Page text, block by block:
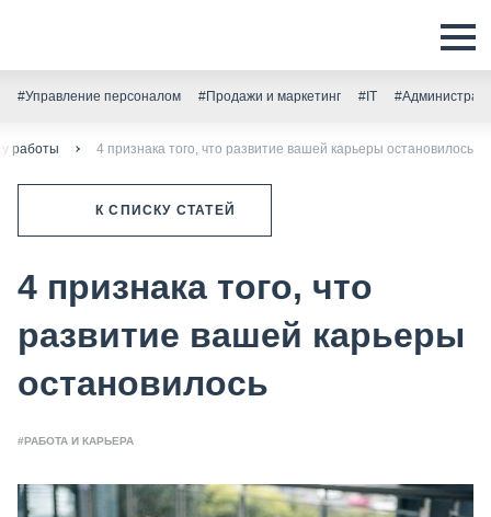
#Управление персоналом #Продажи и маркетинг #IT
работы 4 признака того, что развитие вашей карьеры остановилось
К СПИСКУ СТАТЕЙ
4 признака того, что
развитие вашей карьеры
остановилось
#РАБОТА И КАРЬЕРА